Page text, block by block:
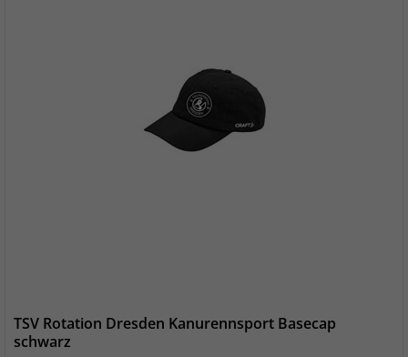
TSV Rotation Dresden Kanurennsport Basecap
schwarz